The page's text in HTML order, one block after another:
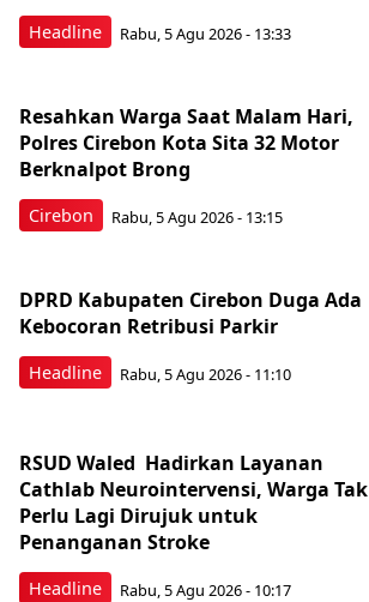
Headline Rabu, 5 Agu 2026 - 13:33
Cirebon
Resahkan Warga Saat Malam Hari,
Polres Cirebon Kota Sita 32 Motor
Berknalpot Brong
Rabu, 5 Agu 2026 - 13:15
Headline
DPRD Kabupaten Cirebon Duga Ada
Kebocoran Retribusi Parkir
Rabu, 5 Agu 2026 - 11:10
Headline
RSUD Waled Hadirkan Layanan
Cathlab Neurointervensi, Warga Tak
Perlu Lagi Dirujuk untuk
Penanganan Stroke
Rabu, 5 Agu 2026 - 10:17